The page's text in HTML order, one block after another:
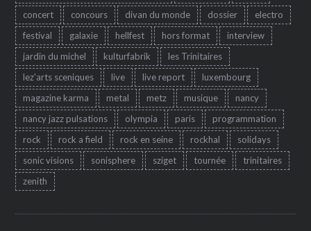
concert
concours divan du monde dossier
electro
festival
galaxie hellfest hors format
interview
jardin du michel
kulturfabrik
les Trinitaires
lez'arts sceniques
live live report
luxembourg
magazine karma
metal metz musique
nancy
nancy jazz pulsations
olympia paris
programmation
rock
rock a field rock en seine rockhal
solidays
sonic visions
sonisphere sziget tournée
trinitaires
zenith